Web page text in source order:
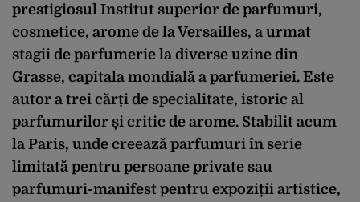
prestigiosul Institut superior de parfumuri,
cosmetice, arome de la Versailles, a urmat
stagii de parfumerie la diverse uzine din
Grasse, capitala mondială a parfumeriei. Este
autor a trei cărți de specialitate, istoric al
parfumurilor și critic de arome. Stabilit acum
la Paris, unde creează parfumuri în serie
limitată pentru persoane private sau
parfumuri-manifest pentru expoziții artistice,